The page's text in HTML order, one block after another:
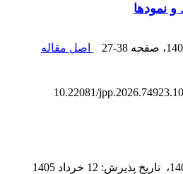
و نمودها
، صفحه 27-38
اصل مقاله
10.22081/
، تاریخ پذیرش: 12 خرداد 1405